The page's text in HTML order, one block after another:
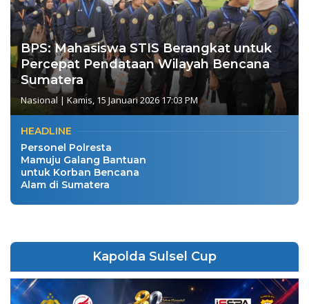
BPS: Mahasiswa STIS Berangkat untuk
Percepat Pendataan Wilayah Bencana
Sumatera
Nasional | Kamis, 15 Januari 2026 17:03 PM
HEADLINE
Personel Polresta
Mamuju Galang Bantuan
untuk Korban Bencana
Alam di Sumatera
Kapolda Sulsel Cup